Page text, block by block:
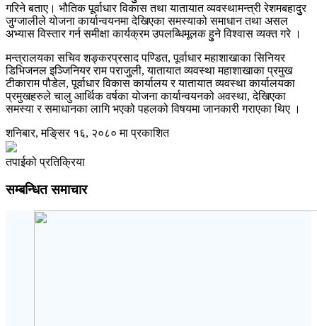
गरिने बताए। भौतिक पूूर्वाधार विकास तथा यातायात व्यवस्थामन्त्री रेशमबहादुुर
जुुग्जालीले योजना कार्यान्वयनमा देखिएका समस्याको समाधान तथा असल
अभ्यास विस्तार गर्न समीक्षा कार्यक्रम उपलब्धिमूलक हुुने विश्वास व्यक्त गरे ।
मन्त्रालयका सचिव शङ्करप्रसाद पण्डित, पूर्वाधार महाशाखाका सिनियर
डिभिजनल इञ्जिनियर राम पराजुुली, यातायात व्यवस्था महाशाखाका प्रमुख
टीकाराम पौडेल, पूूर्वाधार विकास कार्यालय र यातायात व्यवस्था कार्यालयका
प्रमुखहरुले चालु आर्थिक वर्षका योजना कार्यान्वयनको अवस्था, देखिएका
समस्या र समाधानका लागि भएको पहलको विषयमा जानकारी गराएका थिए ।
शनिबार, मङि्सर १६, २०८० मा प्रकाशित
तपाईको प्रतिक्रिया
सम्बन्धित समाचार